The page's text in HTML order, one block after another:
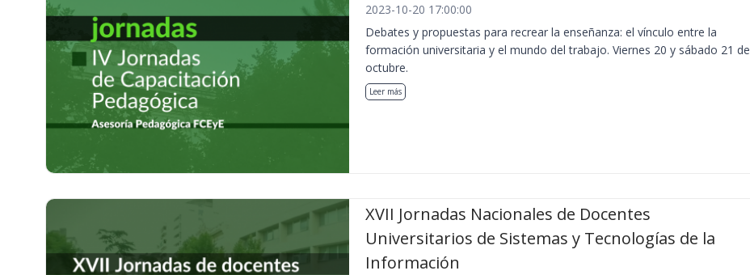
2023-10-20 17:00:00
Debates y propuestas para recrear la enseñanza: el vínculo entre la
formación universitaria y el mundo del trabajo. Viernes 20 y sábado 21 de
octubre.
Leer más
XVII Jornadas Nacionales de Docentes
Universitarios de Sistemas y Tecnologías de la
Información